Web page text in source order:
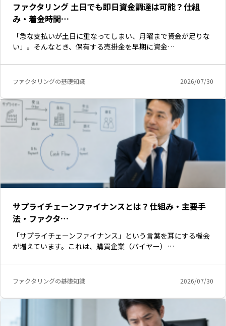
ファクタリング 土日でも即日資金調達は可能？仕組
み・着金時間…
「急な支払いが土日に重なってしまい、月曜まで資金が足りな
い」。そんなとき、保有する売掛金を早期に資金…
ファクタリングの基礎知識 2026/07/30
サプライチェーンファイナンスとは？仕組み・主要手
法・ファクタ…
「サプライチェーンファイナンス」という言葉を耳にする機会
が増えています。これは、購買企業（バイヤー）…
ファクタリングの基礎知識 2026/07/30
いますぐ無料登録